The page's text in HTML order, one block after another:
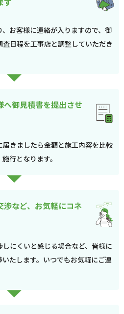
お客様に連絡が入りますので、御
日程を工事店と調整していただき
へ御見積書を提出させ
きましたら金額と施工内容を比較
行となります。
渉など、お気軽にコネ
にくいと感じる場合など、皆様に
たします。いつでもお気軽にご連